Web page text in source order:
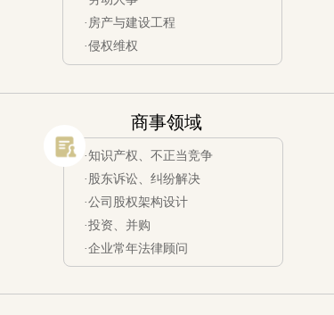
·房产与建设工程
·侵权维权
商事领域
·知识产权、不正当竞争
·股东诉讼、纠纷解决
·公司股权架构设计
·投资、并购
·企业常年法律顾问